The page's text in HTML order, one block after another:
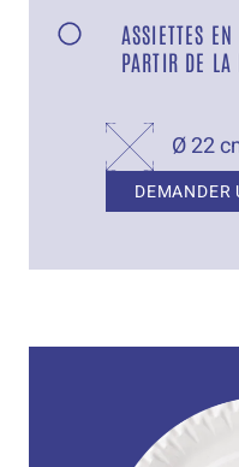
ASSIETTES
PARTIR DE
Ø 22
DEMANDER